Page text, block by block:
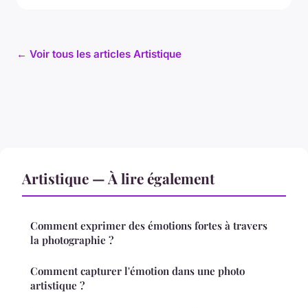
← Voir tous les articles Artistique
Artistique — À lire également
Comment exprimer des émotions fortes à travers
la photographie ?
Comment capturer l'émotion dans une photo
artistique ?